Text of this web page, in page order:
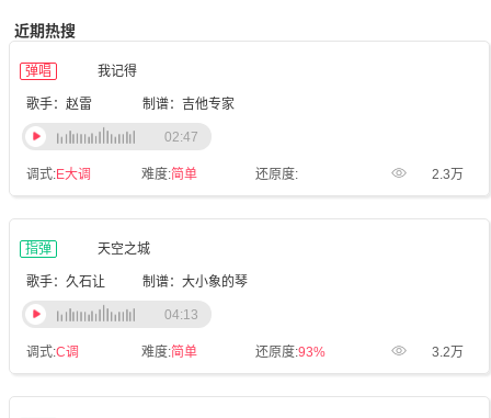
近期热搜
弹唱 我记得
歌手：赵雷 制谱：吉他专家
调式:E大调 难度:简单 还原度: 2.3万
02:47
指弹 天空之城
歌手：久石让 制谱：大小象的琴
调式:C调 难度:简单 还原度:93% 3.2万
04:13